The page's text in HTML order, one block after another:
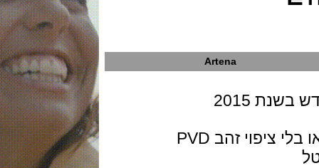
Artena
2015
גוף השעון בגרסת פלדת אל חלד עם או בלי ציפוי זהב PVD